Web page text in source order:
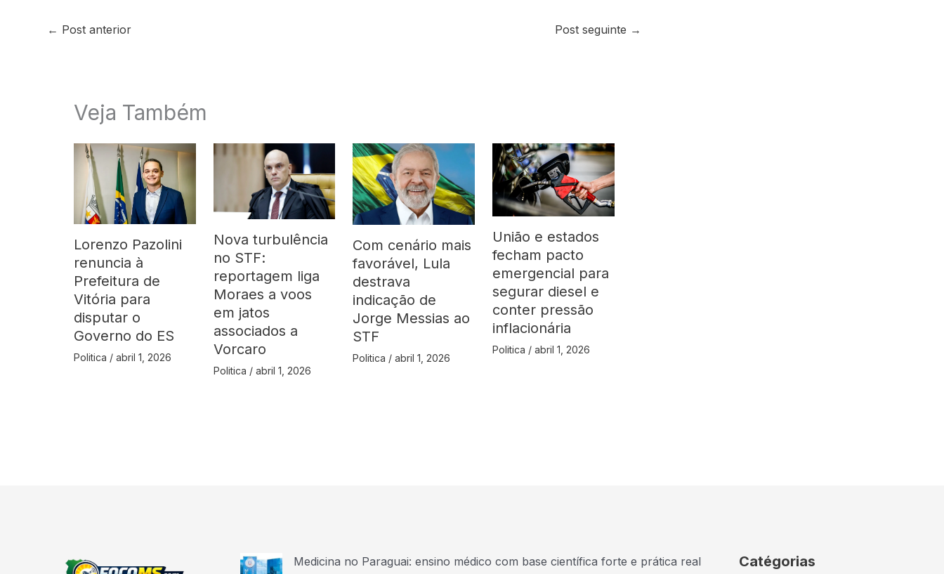
← Post anterior Post seguinte →
Veja Também
Lorenzo Pazolini
renuncia à
Prefeitura de
Vitória para
disputar o
Governo do ES
Politica / abril 1, 2026
Nova turbulência
no STF:
reportagem liga
Moraes a voos
em jatos
associados a
Vorcaro
Politica / abril 1, 2026
Com cenário mais
favorável, Lula
destrava
indicação de
Jorge Messias ao
STF
Politica /abril 1, 2026
União e estados
fecham pacto
emergencial para
segurar diesel e
conter pressão
inflacionária
Politica /abril 1, 2026
Medicina no Paraguai: ensino médico com base científica forte e prática real
Catégorias